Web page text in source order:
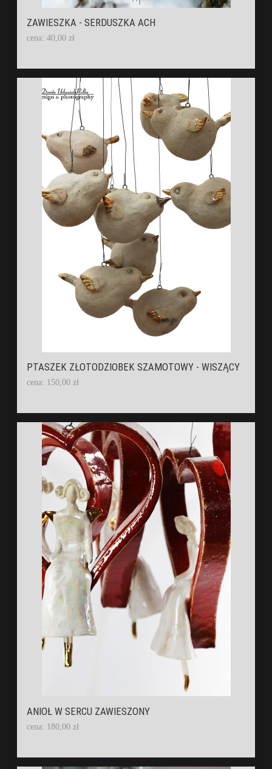
ZAWIESZKA - SERDUSZKA ACH
cena: 40,00 zł
PTASZEK ZŁOTODZIOBEK SZAMOTOWY - WISZĄCY
cena: 150,00 zł
ANIOŁ W SERCU ZAWIESZONY
cena: 180,00 zł